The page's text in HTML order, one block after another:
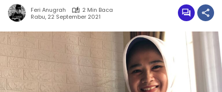
Feri Anugrah
2 Min Baca
Rabu, 22 September 2021